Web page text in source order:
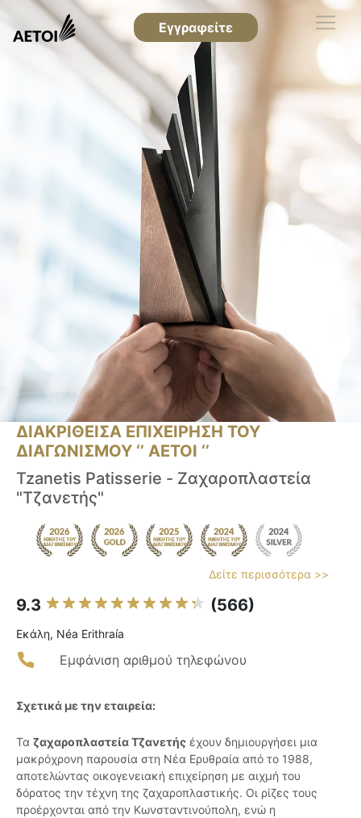
Εγγραφείτε
ΔΙΑΚΡΙΘΕΙΣΑ ΕΠΙΧΕΙΡΗΣΗ ΤΟΥ
ΔΙΑΓΩΝΙΣΜΟΥ ‘’ ΑΕΤΟΙ ‘’
Tzanetis Patisserie - Ζαχαροπλαστεία
"Τζανετής"
Δείτε περισσότερα >>
9.3 (566)
Εκάλη, Néa Erithraía
Εμφάνιση αριθμού τηλεφώνου
Σχετικά με την εταιρεία:
Τα ζαχαροπλαστεία Τζανετής έχουν δημιουργήσει μια
μακρόχρονη παρουσία στη Νέα Ερυθραία από το 1988,
αποτελώντας οικογενειακή επιχείρηση με αιχμή του
δόρατος την τέχνη της ζαχαροπλαστικής. Οι ρίζες τους
προέρχονται από την Κωνσταντινούπολη, ενώ η